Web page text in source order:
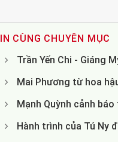
CÙNG CHUYÊN MỤC
Trần Yến Chi - Giáng
Mai Phương từ hoa
Mạnh Quỳnh cảnh
Hành trình của Tú Ny